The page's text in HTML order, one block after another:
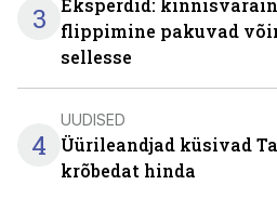
3
Eksperdid:
flippimine pakuvad
sellesse
4
UUDISED
Üürileandjad küsivad
krõbedat hinda